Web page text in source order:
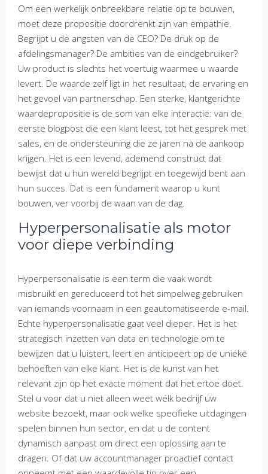
Om een werkelijk onbreekbare relatie op te bouwen,
moet deze propositie doordrenkt zijn van empathie.
Begrijpt u de angsten van de CEO? De druk op de
afdelingsmanager? De ambities van de eindgebruiker?
Uw product is slechts het voertuig waarmee u waarde
levert. De waarde zelf ligt in het resultaat, de ervaring en
het gevoel van partnerschap. Een sterke, klantgerichte
waardepropositie is de som van elke interactie: van de
eerste blogpost die een klant leest, tot het gesprek met
sales, en de ondersteuning die ze jaren na de aankoop
krijgen. Het is een levend, ademend construct dat
bewijst dat u hun wereld begrijpt en toegewijd bent aan
hun succes. Dat is een fundament waarop u kunt
bouwen, ver voorbij de waan van de dag.
Hyperpersonalisatie als motor
voor diepe verbinding
Hyperpersonalisatie is een term die vaak wordt
misbruikt en gereduceerd tot het simpelweg gebruiken
van iemands voornaam in een geautomatiseerde e-mail.
Echte hyperpersonalisatie gaat veel dieper. Het is het
strategisch inzetten van data en technologie om te
bewijzen dat u luistert, leert en anticipeert op de unieke
behoeften van elke klant. Het is de kunst van het
relevant zijn op het exacte moment dat het ertoe doet.
Stel u voor dat u niet alleen weet wélk bedrijf uw
website bezoekt, maar ook welke specifieke uitdagingen
spelen binnen hun sector, en dat u de content
dynamisch aanpast om direct een oplossing aan te
dragen. Of dat uw accountmanager proactief contact